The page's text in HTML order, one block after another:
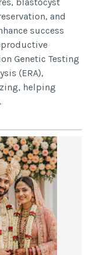
and
success
Genetic Testing
(ERA),
helping